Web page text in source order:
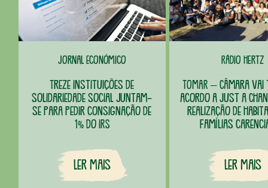
Jornal Económico
Treze instituições de
solidariedade social juntam-
se para pedir consignação de
1% do IRS
Ler Mais
Rádio Hertz
TOMAR – Câmara
acordo a Just a
realização de
famílias
Ler Mais